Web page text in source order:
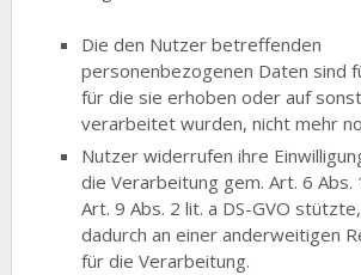
Die den Nutzer betreffenden
personenbezogenen Daten sind
für die sie erhoben oder auf
verarbeitet wurden, nicht mehr
Nutzer widerrufen ihre
die Verarbeitung gem. Art. 6 Abs.
Art. 9 Abs. 2 lit. a DS-GVO
dadurch an einer anderweitigen
für die Verarbeitung.